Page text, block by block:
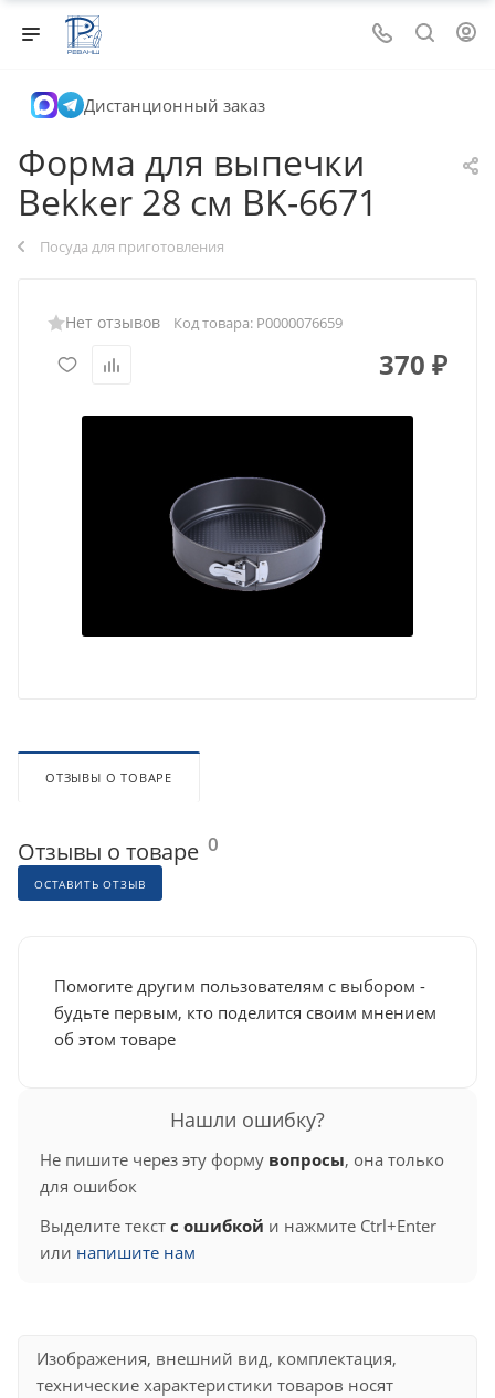
Дистанционный заказ
Форма для выпечки
Bekker 28 см BK-6671
Посуда для приготовления
Нет отзывов Код товара: Р0000076659
370 ₽
ОТЗЫВЫ О ТОВАРЕ
Отзывы о товаре 0
ОСТАВИТЬ ОТЗЫВ
Помогите другим пользователям с выбором -
будьте первым, кто поделится своим мнением
об этом товаре
Нашли ошибку?
Не пишите через эту форму вопросы, она только
для ошибок
Выделите текст с ошибкой и нажмите Ctrl+Enter
или напишите нам
Изображения, внешний вид, комплектация,
технические характеристики товаров носят